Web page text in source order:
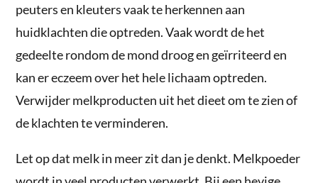
peuters en kleuters vaak te herkennen aan
huidklachten die optreden. Vaak wordt de het
gedeelte rondom de mond droog en geïrriteerd en
kan er eczeem over het hele lichaam optreden.
Verwijder melkproducten uit het dieet om te zien of
de klachten te verminderen.
Let op dat melk in meer zit dan je denkt. Melkpoeder